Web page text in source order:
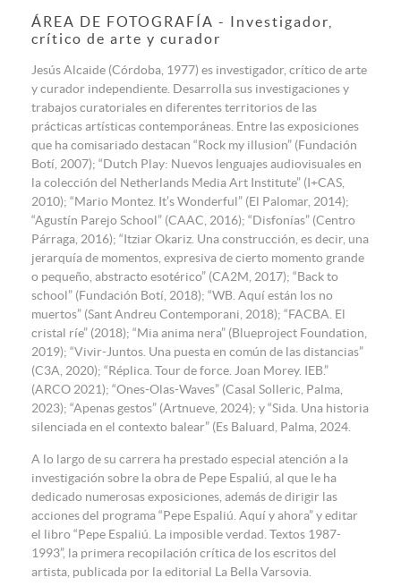
ÁREA DE FOTOGRAFÍA - Investigador,
crítico de arte y curador
Jesús Alcaide (Córdoba, 1977) es investigador, crítico de arte
y curador independiente. Desarrolla sus investigaciones y
trabajos curatoriales en diferentes territorios de las
prácticas artísticas contemporáneas. Entre las exposiciones
que ha comisariado destacan “Rock my illusion” (Fundación
Botí, 2007); “Dutch Play: Nuevos lenguajes audiovisuales en
la colección del Netherlands Media Art Institute” (I+CAS,
2010); “Mario Montez. It’s Wonderful” (El Palomar, 2014);
“Agustín Parejo School” (CAAC, 2016); “Disfonías” (Centro
Párraga, 2016); “Itziar Okariz. Una construcción, es decir, una
jerarquía de momentos, expresiva de cierto momento grande
o pequeño, abstracto esotérico” (CA2M, 2017); “Back to
school” (Fundación Botí, 2018); “WB. Aquí están los no
muertos” (Sant Andreu Contemporani, 2018); “FACBA. El
cristal ríe” (2018); “Mia anima nera” (Blueproject Foundation,
2019); “Vivir-Juntos. Una puesta en común de las distancias”
(C3A, 2020); “Réplica. Tour de force. Joan Morey. IEB.”
(ARCO 2021); “Ones-Olas-Waves” (Casal Solleric, Palma,
2023); “Apenas gestos” (Artnueve, 2024); y “Sida. Una historia
silenciada en el contexto balear” (Es Baluard, Palma, 2024.
A lo largo de su carrera ha prestado especial atención a la
investigación sobre la obra de Pepe Espaliú, al que le ha
dedicado numerosas exposiciones, además de dirigir las
acciones del programa “Pepe Espaliú. Aquí y ahora” y editar
el libro “Pepe Espaliú. La imposible verdad. Textos 1987-
1993”, la primera recopilación crítica de los escritos del
artista, publicada por la editorial La Bella Varsovia.